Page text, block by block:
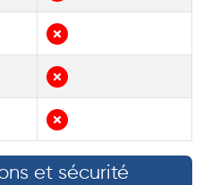
et sécurité